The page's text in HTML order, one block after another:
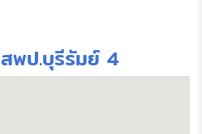
สพป.บุรีรัมย์ 4